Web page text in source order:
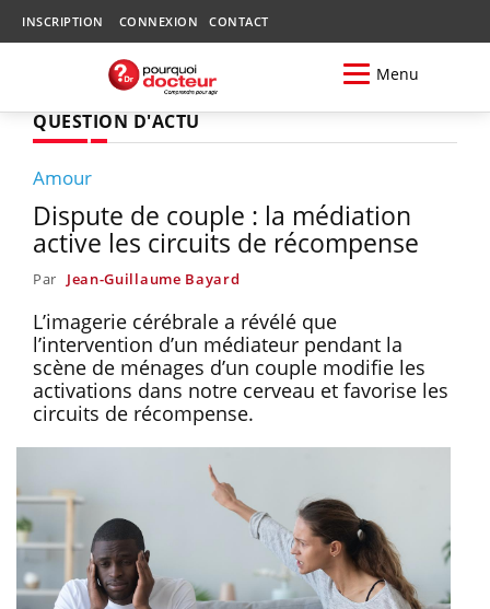
INSCRIPTION CONNEXION CONTACT
Menu
QUESTION D'ACTU
Amour
Dispute de couple : la médiation
active les circuits de récompense
Par Jean-Guillaume Bayard
L’imagerie cérébrale a révélé que
l’intervention d’un médiateur pendant la
scène de ménages d’un couple modifie les
activations dans notre cerveau et favorise les
circuits de récompense.